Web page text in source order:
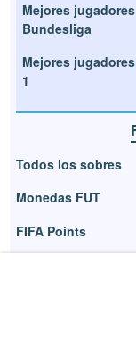
Mejores jugadores
Bundesliga
Mejores
1
Todos los sobres
Monedas FUT
FIFA Points